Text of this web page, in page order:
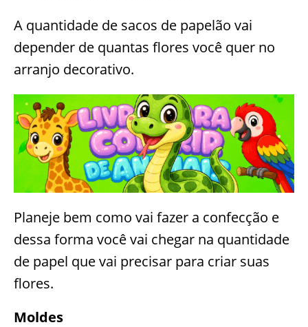
A quantidade de sacos de papelão vai
depender de quantas flores você quer no
arranjo decorativo.
Planeje bem como vai fazer a confecção e
dessa forma você vai chegar na quantidade
de papel que vai precisar para criar suas
flores.
Moldes